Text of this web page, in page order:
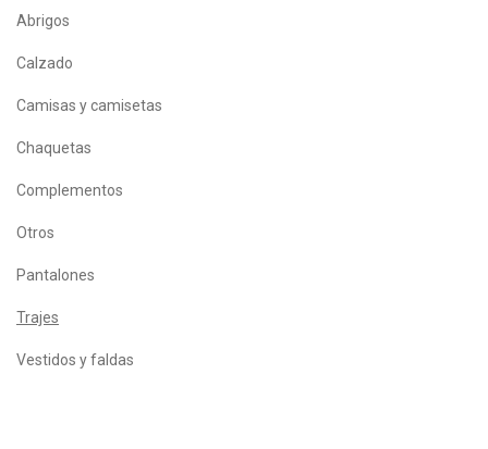
Abrigos
Calzado
Camisas y camisetas
Chaquetas
Complementos
Otros
Pantalones
Trajes
Vestidos y faldas